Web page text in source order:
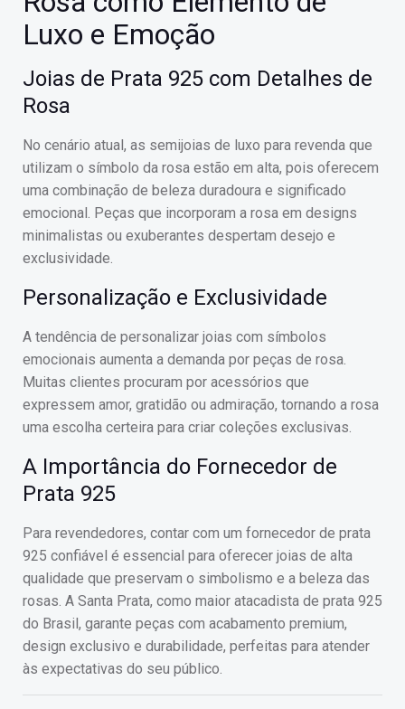
Luxo e Emoção
Joias de Prata 925 com Detalhes de
Rosa
No cenário atual, as semijoias de luxo para revenda que
utilizam o símbolo da rosa estão em alta, pois oferecem
uma combinação de beleza duradoura e significado
emocional. Peças que incorporam a rosa em designs
minimalistas ou exuberantes despertam desejo e
exclusividade.
Personalização e Exclusividade
A tendência de personalizar joias com símbolos
emocionais aumenta a demanda por peças de rosa.
Muitas clientes procuram por acessórios que
expressem amor, gratidão ou admiração, tornando a rosa
uma escolha certeira para criar coleções exclusivas.
A Importância do Fornecedor de
Prata 925
Para revendedores, contar com um fornecedor de prata
925 confiável é essencial para oferecer joias de alta
qualidade que preservam o simbolismo e a beleza das
rosas. A Santa Prata, como maior atacadista de prata 925
do Brasil, garante peças com acabamento premium,
design exclusivo e durabilidade, perfeitas para atender
às expectativas do seu público.